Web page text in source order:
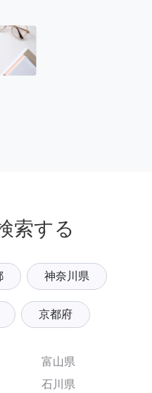
索する
神奈川県
京都府
富山県
石川県